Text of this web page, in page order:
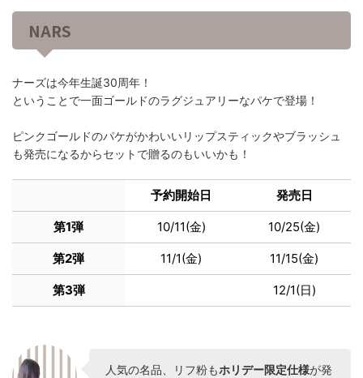
NARS
ナーズは今年生誕30周年！
ということで一面ゴールドのラグジュアリーなパケで登場！
ピンクゴールドのパケがかわいいリップスティックやブラッシュ
も発売になるからセットで贈るのもいいかも！
予約開始日 発売日
第1弾 10/11(金) 10/25(金)
第2弾 11/1(金) 11/15(金)
第3弾 12/1(日)
人気の名品、リフ粉もホリデー限定仕様が発